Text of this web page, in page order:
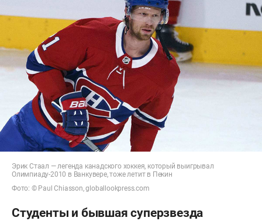
Эрик Стаал — легенда канадского хоккея, который выигрывал
Олимпиаду-2010 в Ванкувере, тоже летит в Пекин
Фото: © Paul Chiasson, globallookpress.com
Студенты и бывшая суперзвезда